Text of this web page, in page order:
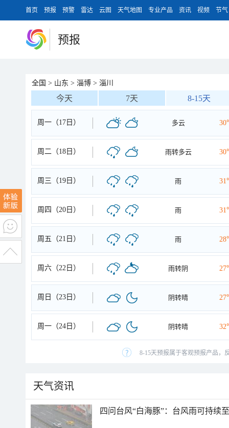
首页 预报 预警 雷达 云图 天气地图 专业产品 资讯 视频 节气
预报
全国 > 山东 > 淄博 > 淄川
今天 7天 8-15天
周一（17日） 多云
周二（18日） 雨转多云
周三（19日） 雨
周四（20日） 雨
周五（21日） 雨
周六（22日） 雨转阴
周日（23日） 阴转晴
周一（24日） 阴转晴
8-15天预报属于客观预报产品，
天气资讯
四问台风“白海豚”：台风雨可持续